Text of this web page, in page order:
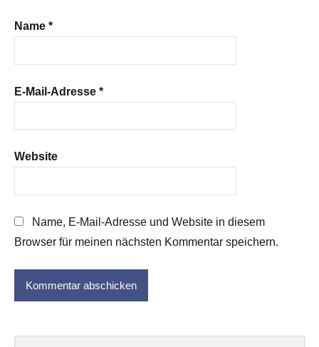
Name *
E-Mail-Adresse *
Website
Name, E-Mail-Adresse und Website in diesem
Browser für meinen nächsten Kommentar speichern.